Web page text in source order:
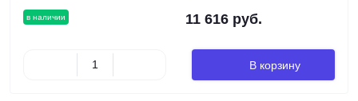
в наличии 11 616 руб.
В корзину